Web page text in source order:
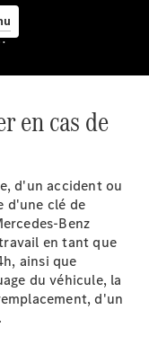
données
en cas de
d'un accident ou
d'une clé de
Benz
en tant que
ainsi que
du véhicule, la
d'un